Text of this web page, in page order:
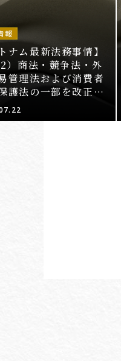
報
ナム最新法務事情】
）商法・競争法・外
管理法および消費者
護法の一部を改正・
る法律案（その2）